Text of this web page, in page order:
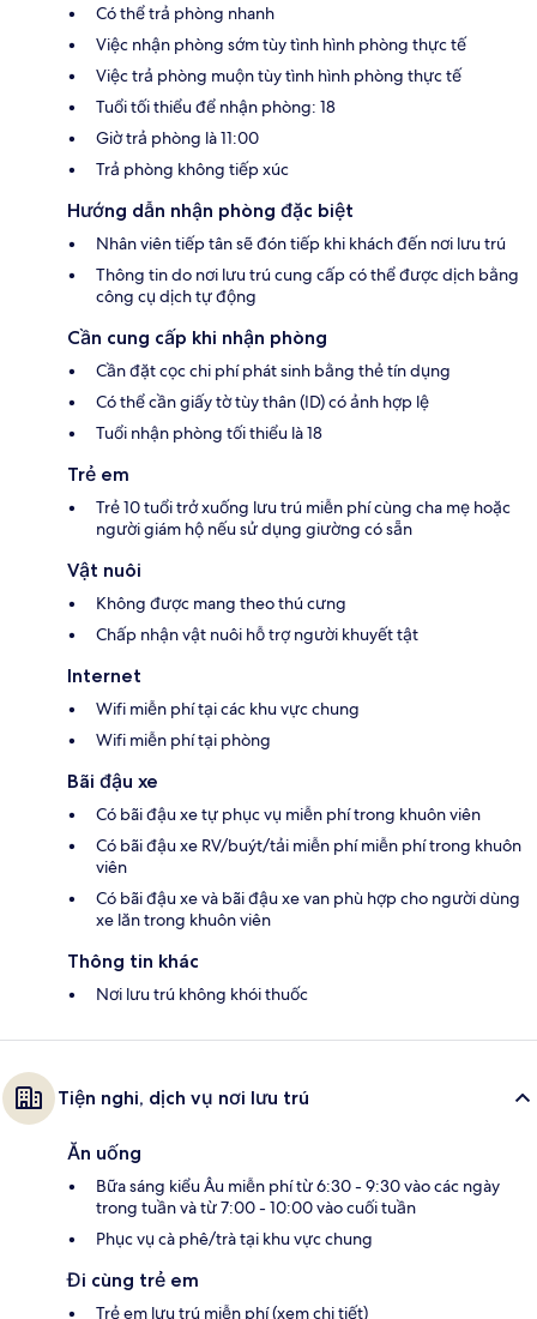
Có thể trả phòng nhanh
Việc nhận phòng sớm tùy tình hình phòng thực tế
Việc trả phòng muộn tùy tình hình phòng thực tế
Tuổi tối thiểu để nhận phòng: 18
Giờ trả phòng là 11:00
Trả phòng không tiếp xúc
Hướng dẫn nhận phòng đặc biệt
Nhân viên tiếp tân sẽ đón tiếp khi khách đến nơi lưu trú
Thông tin do nơi lưu trú cung cấp có thể được dịch bằng
công cụ dịch tự động
Cần cung cấp khi nhận phòng
Cần đặt cọc chi phí phát sinh bằng thẻ tín dụng
Có thể cần giấy tờ tùy thân (ID) có ảnh hợp lệ
Tuổi nhận phòng tối thiểu là 18
Trẻ em
Trẻ 10 tuổi trở xuống lưu trú miễn phí cùng cha mẹ hoặc
người giám hộ nếu sử dụng giường có sẵn
Vật nuôi
Không được mang theo thú cưng
Chấp nhận vật nuôi hỗ trợ người khuyết tật
Internet
Wifi miễn phí tại các khu vực chung
Wifi miễn phí tại phòng
Bãi đậu xe
Có bãi đậu xe tự phục vụ miễn phí trong khuôn viên
Có bãi đậu xe RV/buýt/tải miễn phí miễn phí trong khuôn
viên
Có bãi đậu xe và bãi đậu xe van phù hợp cho người dùng
xe lăn trong khuôn viên
Thông tin khác
Nơi lưu trú không khói thuốc
Tiện nghi, dịch vụ nơi lưu trú
Ăn uống
Bữa sáng kiểu Âu miễn phí từ 6:30 - 9:30 vào các ngày
trong tuần và từ 7:00 - 10:00 vào cuối tuần
Phục vụ cà phê/trà tại khu vực chung
Đi cùng trẻ em
Trẻ em lưu trú miễn phí (xem chi tiết)